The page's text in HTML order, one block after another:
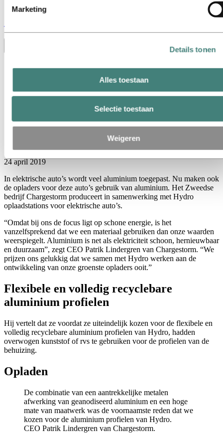
Marketing
Details tonen
Alles toestaan
Selectie toestaan
Weigeren
Innovatie en technologie
Duurzaamheid
Energy
Opladen met aluminium
24 april 2019
In elektrische auto’s wordt veel aluminium toegepast. Nu maken ook
de opladers voor deze auto’s gebruik van aluminium. Het Zweedse
bedrijf Chargestorm produceert in samenwerking met Hydro
oplaadstations voor elektrische auto’s.
“Omdat bij ons de focus ligt op schone energie, is het
vanzelfsprekend dat we een materiaal gebruiken dan onze waarden
weerspiegelt. Aluminium is net als elektriciteit schoon, hernieuwbaar
en duurzaam”, zegt CEO Patrik Lindergren van Chargestorm. “We
prijzen ons gelukkig dat we samen met Hydro werken aan de
ontwikkeling van onze groenste opladers ooit.”
Flexibele en volledig recyclebare
aluminium profielen
Hij vertelt dat ze voordat ze uiteindelijk kozen voor de flexibele en
volledig recyclebare aluminium profielen van Hydro, hadden
overwogen kunststof of rvs te gebruiken voor de profielen van de
behuizing.
Opladen
De combinatie van een aantrekkelijke metalen
afwerking van geanodiseerd aluminium en een hoge
mate van maatwerk was de voornaamste reden dat we
kozen voor de aluminium profielen van Hydro.
CEO Patrik Lindergren van Chargestorm.